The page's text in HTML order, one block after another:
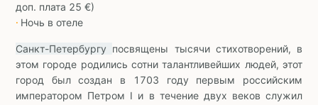
доп. плата 25 €)
∙ Ночь в отеле
Санкт-Петербургу посвящены тысячи стихотворений, в
этом городе родились сотни талантливейших людей, этот
город был создан в 1703 году первым российским
императором Петром I и в течение двух веков служил